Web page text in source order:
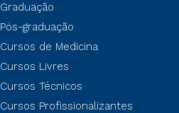
Graduação
Pós-graduação
Cursos de Medicina
Cursos Livres
Cursos Técnicos
Cursos Profissionalizantes